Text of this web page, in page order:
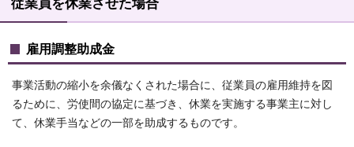
従業員を休業させた場合
雇用調整助成金
事業活動の縮小を余儀なくされた場合に、従業員の雇用維持を図
るために、労使間の協定に基づき、休業を実施する事業主に対し
て、休業手当などの一部を助成するものです。